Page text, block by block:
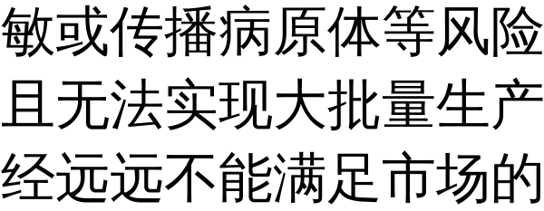
敏或传播病原体等风
且无法实现大批量生
经远远不能满足市场